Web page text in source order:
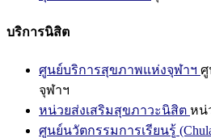
บริการนิสิต
ศูนย์บริการสุขภาพแห่งจุฬาฯ ศู
จุฬาฯ
หน่วยส่งเสริมสุขภาวะนิสิต หน่
ศูนย์นวัตกรรมการเรียนรู้